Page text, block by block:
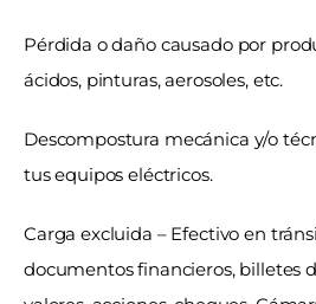
Pérdida o daño causado por
ácidos, pinturas, aerosoles, etc.
Descompostura mecánica y/o
tus equipos eléctricos.
Carga excluida – Efectivo en
documentos financieros, billetes